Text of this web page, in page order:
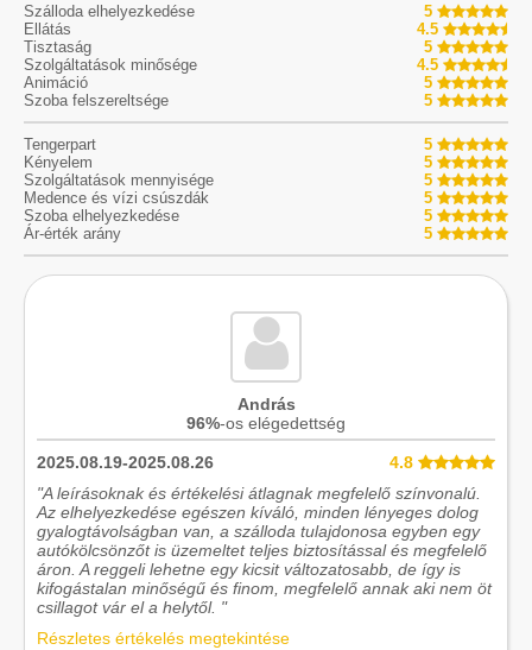
Szálloda elhelyezkedése
5
Ellátás
4.5
Tisztaság
5
Szolgáltatások minősége
4.5
Animáció
5
Szoba felszereltsége
5
Tengerpart
5
Kényelem
5
Szolgáltatások mennyisége
5
Medence és vízi csúszdák
5
Szoba elhelyezkedése
5
Ár-érték arány
5
András
96%-os elégedettség
2025.08.19-2025.08.26
4.8
"A leírásoknak és értékelési átlagnak megfelelő színvonalú.
Az elhelyezkedése egészen kíváló, minden lényeges dolog
gyalogtávolságban van, a szálloda tulajdonosa egyben egy
autókölcsönzőt is üzemeltet teljes biztosítással és megfelelő
áron. A reggeli lehetne egy kicsit változatosabb, de így is
kifogástalan minőségű és finom, megfelelő annak aki nem öt
csillagot vár el a helytől. "
Részletes értékelés megtekintése